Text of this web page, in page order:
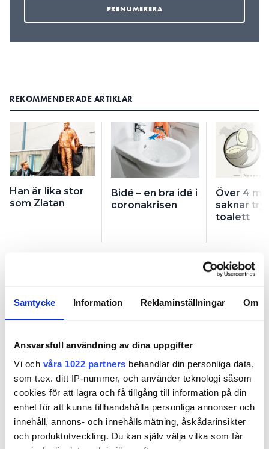
Samtycke Information Reklaminställningar Om
Ansvarsfull användning av dina uppgifter
Vi och våra 1022 partners behandlar din personliga data,
som t.ex. ditt IP-nummer, och använder teknologi såsom
cookies för att lagra och få tillgång till information på din
enhet för att kunna tillhandahålla personliga annonser och
innehåll, annons- och innehållsmätning, åskådarinsikter
och produktutveckling. Du kan själv välja vilka som får
REKOMMENDERADE ARTIKLAR
Han är lika stor
som Zlatan
Bidé – en bra idé i
coronakrisen
Över 4
saknar
toalett